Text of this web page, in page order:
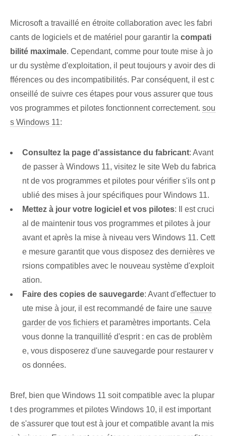
Microsoft a travaillé en étroite collaboration avec les fabri
cants de logiciels et de matériel pour garantir la compati
bilité maximale. Cependant, comme pour toute mise à jo
ur du système d'exploitation, il peut toujours y avoir des di
fférences ou des incompatibilités. Par conséquent, il est c
onseillé de suivre ces étapes pour vous assurer que tous
vos programmes et pilotes fonctionnent correctement. sou
s Windows 11:
Consultez la page d'assistance du fabricant: Avant
de passer à Windows 11, visitez le site Web du fabrica
nt de vos programmes et pilotes pour vérifier s'ils ont p
ublié des mises à jour spécifiques pour Windows 11.
Mettez à jour votre logiciel et vos pilotes: Il est cruci
al de maintenir tous vos programmes et pilotes à jour
avant et après la mise à niveau vers Windows 11. Cett
e mesure garantit que vous disposez des dernières ve
rsions compatibles avec le nouveau système d'exploit
ation.
Faire des copies de sauvegarde: Avant d'effectuer to
ute mise à jour, il est recommandé de faire une sauve
garder de vos fichiers et paramètres importants. Cela
vous donne la tranquillité d'esprit : en cas de problèm
e, vous disposerez d'une sauvegarde pour restaurer v
os données.
Bref, bien que Windows 11 soit compatible avec la plupar
t des programmes et pilotes Windows 10, il est important
de s'assurer que tout est à jour et compatible avant la mis